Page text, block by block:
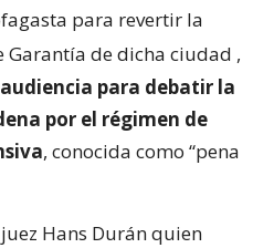
para revertir la
Garantía de dicha ciudad ,
para debatir la
por el régimen de
, conocida como “pena
Hans Durán quien